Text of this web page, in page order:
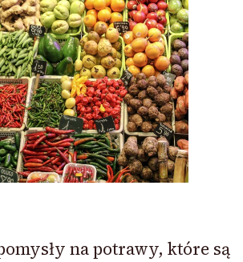
na potrawy, które są